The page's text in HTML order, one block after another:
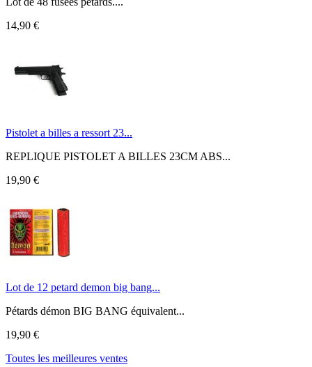
14,90 €
Pistolet a billes a ressort 23...
REPLIQUE PISTOLET A BILLES 23CM ABS...
19,90 €
Lot de 12 petard demon big bang...
Pétards démon BIG BANG équivalent...
19,90 €
Toutes les meilleures ventes